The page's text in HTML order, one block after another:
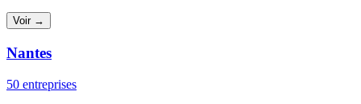
Voir →
Nantes
50 entreprises